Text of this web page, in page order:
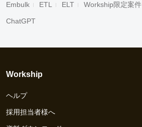
Embulk ETL ELT Workship限定案件
ChatGPT
Workship
ヘルプ
採用担当者様へ